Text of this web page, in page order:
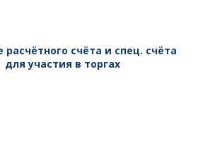
счёта и спец. счёта
для участия в торгах